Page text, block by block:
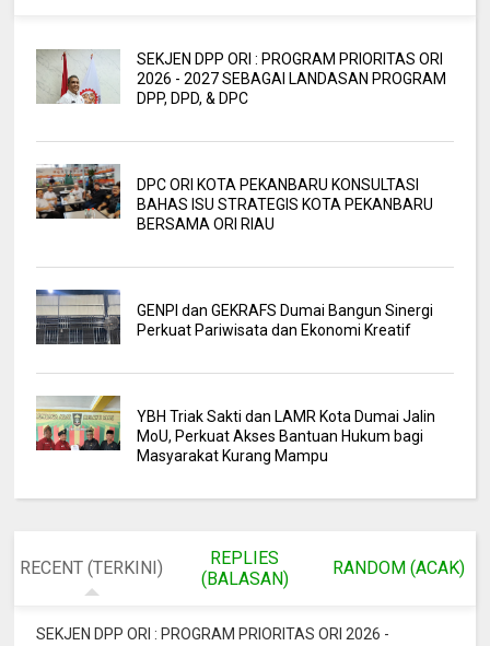
SEKJEN DPP ORI : PROGRAM PRIORITAS ORI
2026 - 2027 SEBAGAI LANDASAN PROGRAM
DPP, DPD, & DPC
DPC ORI KOTA PEKANBARU KONSULTASI
BAHAS ISU STRATEGIS KOTA PEKANBARU
BERSAMA ORI RIAU
GENPI dan GEKRAFS Dumai Bangun Sinergi
Perkuat Pariwisata dan Ekonomi Kreatif
YBH Triak Sakti dan LAMR Kota Dumai Jalin
MoU, Perkuat Akses Bantuan Hukum bagi
Masyarakat Kurang Mampu
RECENT (TERKINI)
REPLIES
(BALASAN)
RANDOM (ACAK)
SEKJEN DPP ORI : PROGRAM PRIORITAS ORI 2026 -